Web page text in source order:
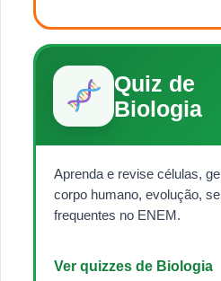
Quiz de
Biologia
Aprenda e revise células,
corpo humano, evolução,
frequentes no ENEM.
Ver quizzes de Biologia